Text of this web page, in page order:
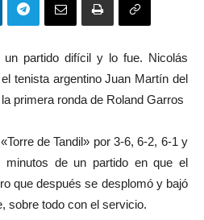
partido difícil y lo fue. Nicolás
tenista argentino Juan Martín del
primera ronda de Roland Garros
de Tandil» por 3-6, 6-2, 6-1 y
de un partido en que el
que después se desplomó y bajó
sobre todo con el servicio.